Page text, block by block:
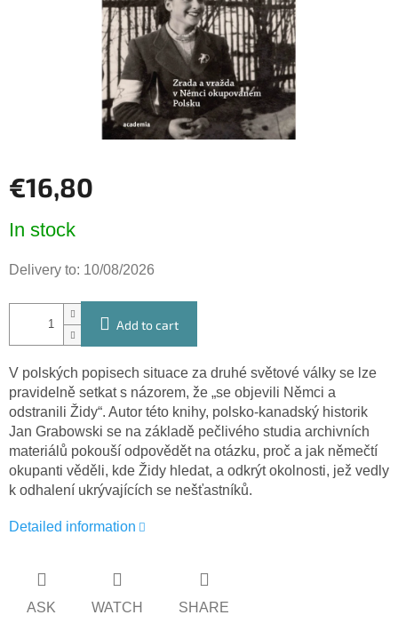
€16,80
price:
In stock
Delivery to: 10/08/2026
Add to cart
V polských popisech situace za druhé světové války se lze
pravidelně setkat s názorem, že „se objevili Němci a
odstranili Židy“. Autor této knihy, polsko-kanadský historik
Jan Grabowski se na základě pečlivého studia archivních
materiálů pokouší odpovědět na otázku, proč a jak němečtí
okupanti věděli, kde Židy hledat, a odkrýt okolnosti, jež vedly
k odhalení ukrývajících se nešťastníků.
Detailed information
ASK WATCH SHARE